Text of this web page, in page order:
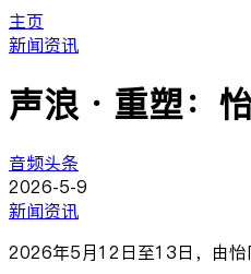
主页
新闻资讯
声浪·重塑：
音频头条
2026-5-9
新闻资讯
2026年5月12日至13日，由